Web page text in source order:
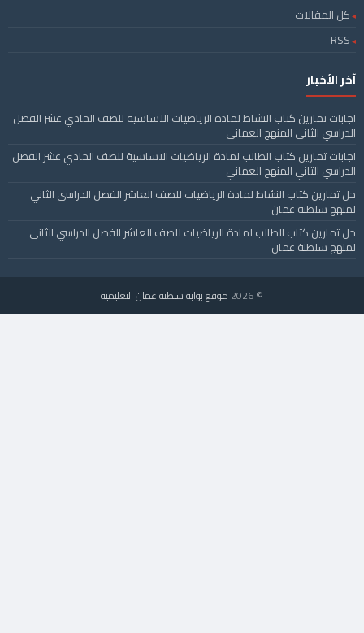
كل المقالات
RSS
آخر الأخبار
اجابات تمارين كتاب النشاط لمادة الرياضيات الاساسية للصف الحادي عشر الفصل
الدراسي الثاني المنهج العماني
اجابات تمارين كتاب الطالب لمادة الرياضيات الاساسية للصف الحادي عشر الفصل
الدراسي الثاني المنهج العماني
حل تمارين كتاب النشاط لمادة الرياضيات للصف العاشر الفصل الدراسي الثاني
لمنهج سلطنة عمان
حل تمارين كتاب الطالب لمادة الرياضيات للصف العاشر الفصل الدراسي الثاني
لمنهج سلطنة عمان
© 2026 موقع بوابة سلطنة عمان التعليمية